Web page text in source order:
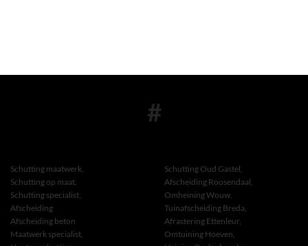
#
Schutting maatwerk,
Schutting op maat,
Schutting specialist,
Afscheiding
Afscheiding beton
Maatwerk specialist,
Schutting Oud Gastel,
Afscheiding Roosendaal,
Omheining Wouw,
Tuinafscheiding Breda,
Afrastering Ettenleur,
Omtuining Hoeven,